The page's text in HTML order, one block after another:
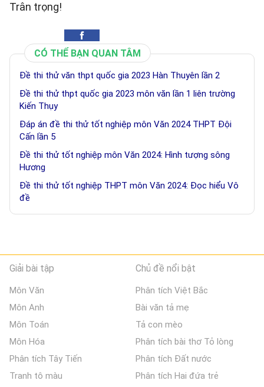
Trân trọng!
CÓ THỂ BẠN QUAN TÂM
Đề thi thử văn thpt quốc gia 2023 Hàn Thuyên lần 2
Đề thi thử thpt quốc gia 2023 môn văn lần 1 liên trường
Kiến Thụy
Đáp án đề thi thử tốt nghiệp môn Văn 2024 THPT Đội
Cấn lần 5
Đề thi thử tốt nghiệp môn Văn 2024: Hình tượng sông
Hương
Đề thi thử tốt nghiệp THPT môn Văn 2024: Đọc hiểu Vô
đề
Giải bài tập
Môn Văn
Môn Anh
Môn Toán
Môn Hóa
Phân tích Tây Tiến
Tranh tô màu
Chủ đề nổi bật
Phân tích Việt Bắc
Bài văn tả mẹ
Tả con mèo
Phân tích bài thơ Tỏ lòng
Phân tích Đất nước
Phân tích Hai đứa trẻ